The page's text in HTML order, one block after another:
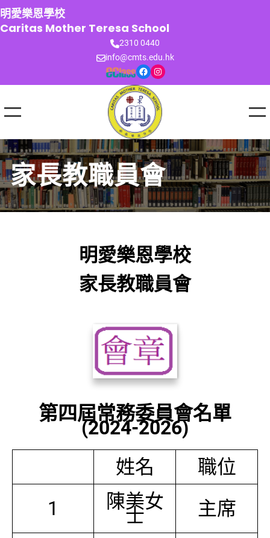
跳
至
主
明愛樂恩學校
Caritas Mother Teresa School
2310 0440
info@cmts.edu.hk
Facebook Instagram
家長教職員會
明愛樂恩學校
家長教職員會
第四屆常務委員會名單
(2024-2026)
姓名
職位
1
陳美女
士 主席